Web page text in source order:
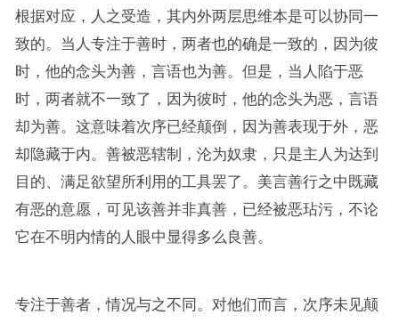
根据对应，人之受造，其内外两层思维本是可以协同一
致的。当人专注于善时，两者也的确是一致的，因为彼
时，他的念头为善，言语也为善。但是，当人陷于恶
时，两者就不一致了，因为彼时，他的念头为恶，言语
却为善。这意味着次序已经颠倒，因为善表现于外，恶
却隐藏于内。善被恶辖制，沦为奴隶，只是主人为达到
目的、满足欲望所利用的工具罢了。美言善行之中既藏
有恶的意愿，可见该善并非真善，已经被恶玷污，不论
它在不明内情的人眼中显得多么良善。
专注于善者，情况与之不同。对他们而言，次序未见颠